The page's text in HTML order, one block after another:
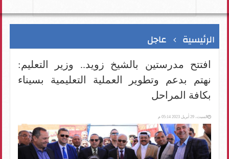
الرئيسية عاجل
افتتح مدرستين بالشيخ زويد.. وزير التعليم:
نهتم بدعم وتطوير العملية التعليمية بسيناء
بكافة المراحل
السبت، 29 أبريل 2023 05:14 م